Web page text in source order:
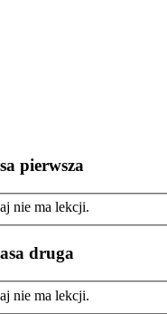
pierwsza
nie ma lekcji.
druga
nie ma lekcji.